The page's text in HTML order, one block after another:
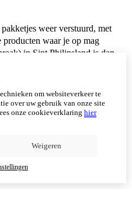
om websiteverkeer te
over uw gebruik van onze site
onze cookieverklaring hier
Weigeren
weer verstuurd, met
waar je op mag
in Sint Philipsland is dan
(Tholen en